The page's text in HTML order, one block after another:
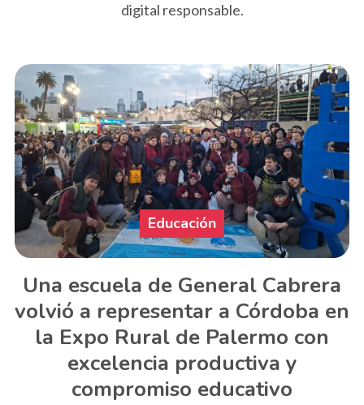
digital responsable.
Una escuela de General Cabrera
volvió a representar a Córdoba en
la Expo Rural de Palermo con
excelencia productiva y
compromiso educativo
Educación